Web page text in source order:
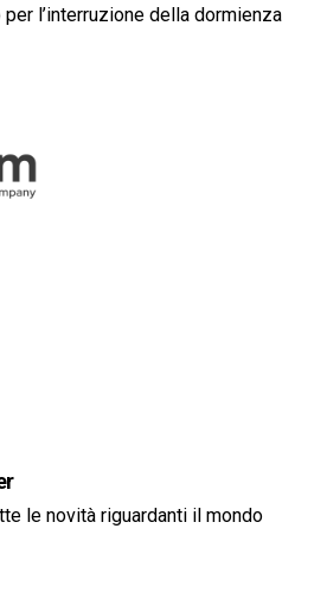
l’interruzione della dormienza
le novità riguardanti il mondo